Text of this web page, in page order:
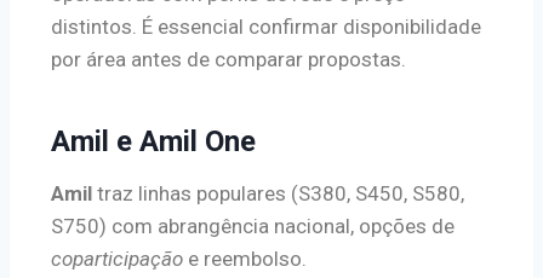
distintos. É essencial confirmar disponibilidade
por área antes de comparar propostas.
Amil e Amil One
Amil traz linhas populares (S380, S450, S580,
S750) com abrangência nacional, opções de
coparticipação e reembolso.